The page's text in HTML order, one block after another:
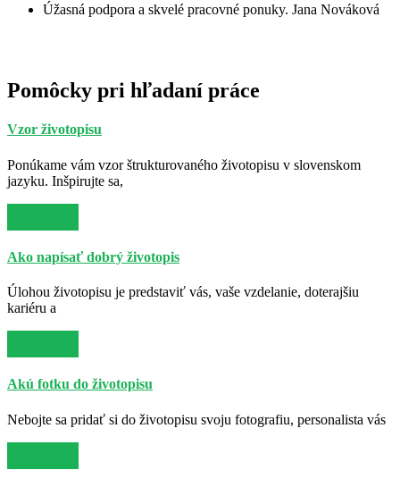
Úžasná podpora a skvelé pracovné ponuky. Jana Nováková
Pomôcky pri hľadaní práce
Vzor životopisu
Ponúkame vám vzor štrukturovaného životopisu v slovenskom
jazyku. Inšpirujte sa,
Ako napísať dobrý životopis
Úlohou životopisu je predstaviť vás, vaše vzdelanie, doterajšiu
kariéru a
Akú fotku do životopisu
Nebojte sa pridať si do životopisu svoju fotografiu, personalista vás